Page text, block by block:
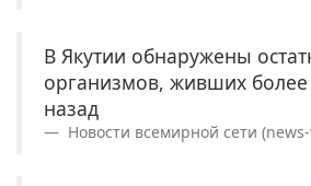
В Якутии обнаружены
организмов, живших
назад
Новости всемирной сети